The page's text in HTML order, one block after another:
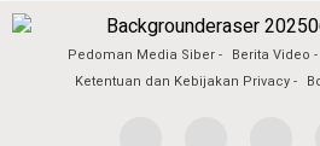
Pedoman Media Siber Berita Video
Ketentuan dan Kebijakan Privacy